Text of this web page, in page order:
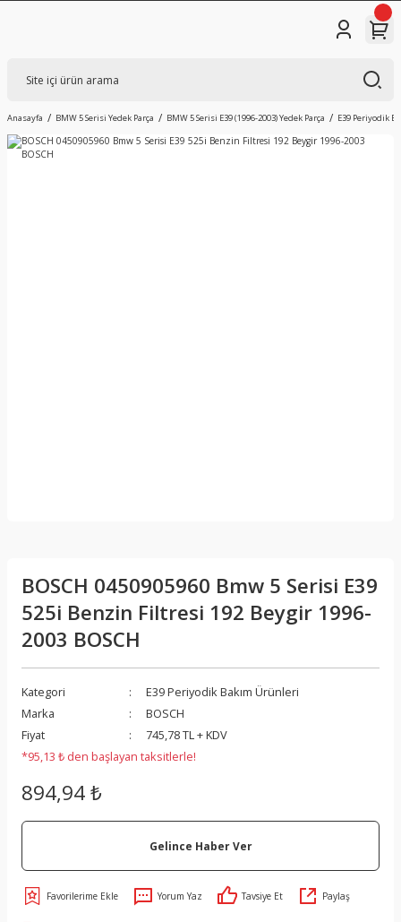
Anasayfa BMW 5 Serisi Yedek Parça BMW 5 Serisi E39 (1996-2003) Yedek Parça E39 Periyodik
BOSCH 0450905960 Bmw 5 Serisi E39
525i Benzin Filtresi 192 Beygir 1996-
2003 BOSCH
Kategori
E39 Periyodik Bakım Ürünleri
Marka
BOSCH
Fiyat
745,78 TL + KDV
*95,13 ₺ den başlayan taksitlerle!
894,94 ₺
Gelince Haber Ver
Yorum Yaz Tavsiye Et Paylaş